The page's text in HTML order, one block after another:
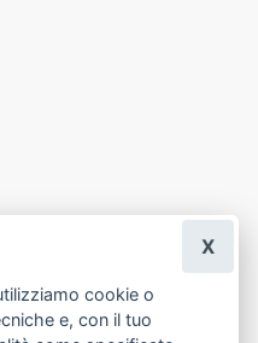
cookie o
e, con il tuo
X